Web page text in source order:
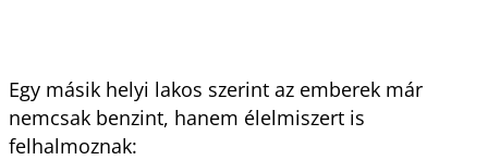
Egy másik helyi lakos szerint az emberek már
nemcsak benzint, hanem élelmiszert is
felhalmoznak: